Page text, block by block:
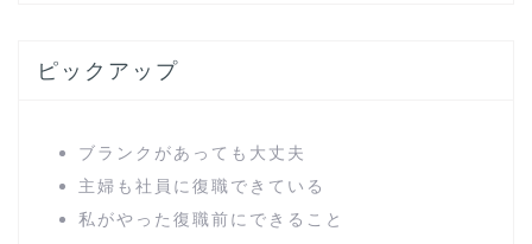
ピックアップ
ブランクがあっても大丈夫
主婦も社員に復職できている
私がやった復職前にできること